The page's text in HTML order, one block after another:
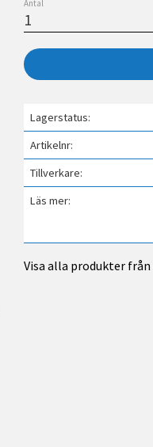
Antal
Lagerstatus
Artikelnr
Tillverkare
Läs mer
Visa alla produkter från